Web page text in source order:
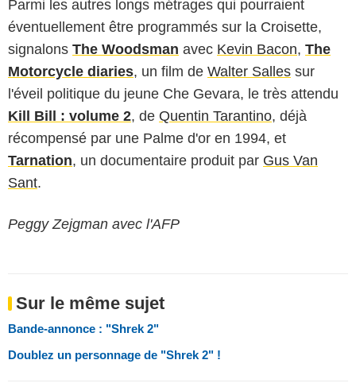
Parmi les autres longs métrages qui pourraient
éventuellement être programmés sur la Croisette,
signalons The Woodsman avec Kevin Bacon, The
Motorcycle diaries, un film de Walter Salles sur
l'éveil politique du jeune Che Gevara, le très attendu
Kill Bill : volume 2, de Quentin Tarantino, déjà
récompensé par une Palme d'or en 1994, et
Tarnation, un documentaire produit par Gus Van
Sant.
Peggy Zejgman avec l'AFP
Sur le même sujet
Bande-annonce : "Shrek 2"
Doublez un personnage de "Shrek 2" !